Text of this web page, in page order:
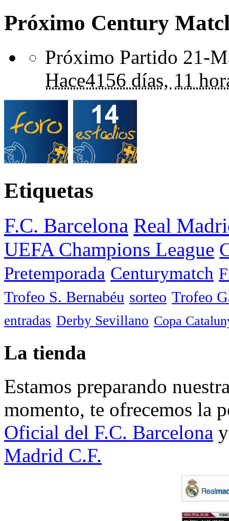
Próximo Century
Próximo Partido 21-
Hace4156 días, 11
Etiquetas
F.C. Barcelona Real
UEFA Champions League
Pretemporada Centurymatch
Trofeo S. Bernabéu sorteo Trofeo
entradas Derby Sevillano Copa
La tienda
Estamos preparando
momento, te ofrecemos la
Oficial del F.C. Barcelona
Madrid C.F.